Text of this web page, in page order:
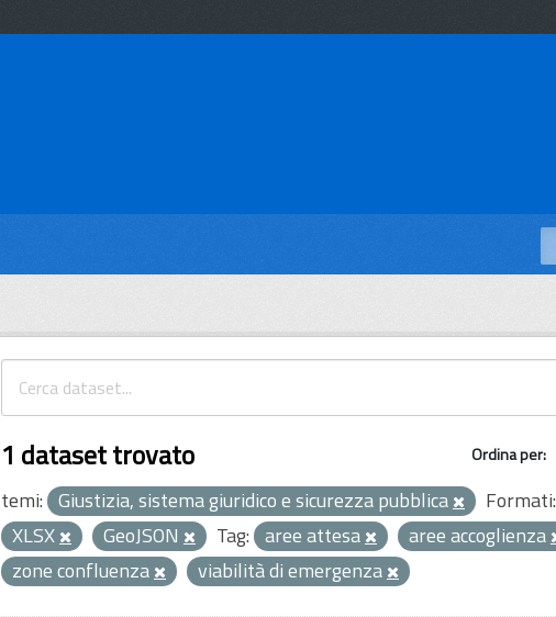
Ordina per
1 dataset trovato
temi: Giustizia, sistema giuridico e sicurezza pubblica Formati:
XLSX
GeoJSON Tag: aree attesa aree accoglienza
zone confluenza
viabilità di emergenza